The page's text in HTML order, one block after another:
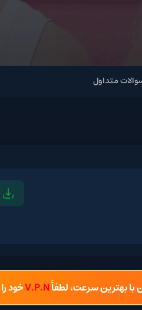
لطفاًV.P.Nخود را خاموش